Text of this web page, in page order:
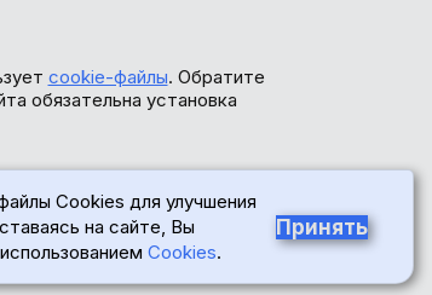
cookie-файлы. Обратите
обязательна установка
Cookies для улучшения
на сайте, Вы
Cookies.
Принять